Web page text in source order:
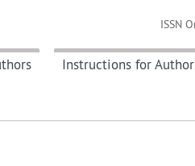
Instructions for
ISSN